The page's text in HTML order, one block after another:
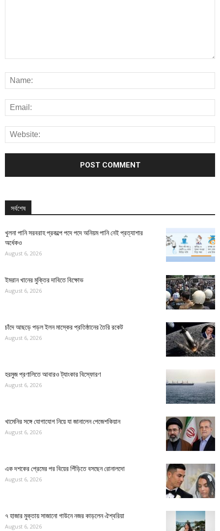
সর্বশেষ
খুলনা পানি সরবরাহ প্রকল্পে পদে পদে অনিয়ম পানি নেই প্রত্যাশার
অর্ধেকও
August 6, 2026
ইমরান খানের মুক্তির দাবিতে বিক্ষোভ
August 6, 2026
চাঁদে আছড়ে পড়ল ইলন মাস্কের প্রতিষ্ঠানের তৈরি রকেট
August 6, 2026
হরমুজ প্রণালিতে আবারও ট্যাংকার বিস্ফোরণ
August 6, 2026
খামেনির সঙ্গে যোগাযোগ নিয়ে যা জানালেন পেজেশকিয়ান
August 6, 2026
এক দশকের প্রেমের পর বিয়ের পিঁড়িতে বসছেন রোনালদো
August 6, 2026
৭ হাজার মুক্তায় সাজানো গাউনে নজর কাড়লেন ঐশ্বরিয়া
August 6, 2026